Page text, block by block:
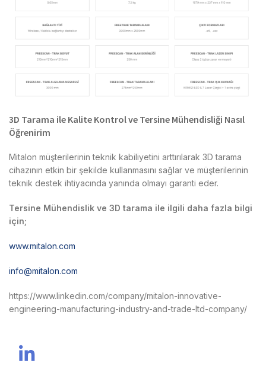
3D Tarama ile Kalite Kontrol ve Tersine Mühendisliği Nasıl
Öğrenirim
Mitalon müşterilerinin teknik kabiliyetini arttırılarak 3D tarama
cihazının etkin bir şekilde kullanmasını sağlar ve müşterilerinin
teknik destek ihtiyacında yanında olmayı garanti eder.
Tersine Mühendislik ve 3D tarama ile ilgili daha fazla bilgi
için;
www.mitalon.com
info@mitalon.com
https://www.linkedin.com/company/mitalon-innovative-
engineering-manufacturing-industry-and-trade-ltd-company/